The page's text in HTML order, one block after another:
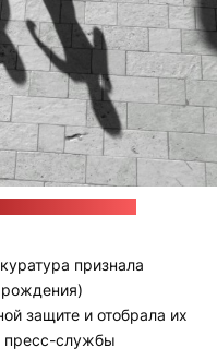
признала
защите и отобрала их
пресс-службы